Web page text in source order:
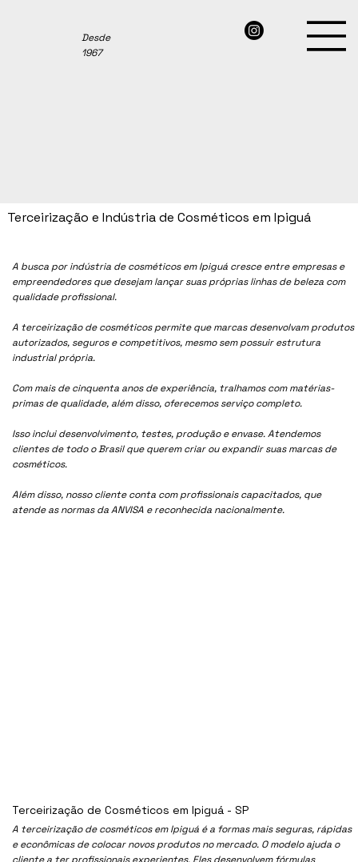
Desde
1967
A busca por indústria de cosméticos emIpiguá cresce entre empresas e
empreendedores que desejam lançar suas próprias linhas de beleza com
qualidade profissional.
A terceirização de cosméticos permite que marcas desenvolvam produtos
autorizados, seguros e competitivos, mesmo sem possuir estrutura
industrial própria.
Com mais de cinquenta anos de experiência, tralhamos com matérias-
primas de qualidade, além disso, oferecemos serviço completo.
Isso inclui desenvolvimento, testes, produção e envase. Atendemos
clientes de todo o Brasil que querem criar ou expandir suas marcas de
cosméticos.
Além disso, nosso cliente conta com profissionais capacitados, que
atende as normas da ANVISA e reconhecida nacionalmente.
A terceirização de cosméticos em Ipiguá é a formas mais seguras, rápidas
e econômicas de colocar novos produtos no mercado. O modelo ajuda o
Terceirização e Indústria de Cosméticos em Ipiguá
Terceirização de Cosméticos em Ipiguá - SP